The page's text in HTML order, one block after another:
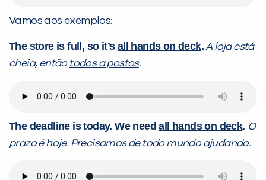
Vamos aos exemplos:
The store is full, so it’s all hands on deck.A loja está
cheia, então todos a postos.
The deadline is today. We needall hands on deck. O
prazo é hoje. Precisamos de todo mundo ajudando.